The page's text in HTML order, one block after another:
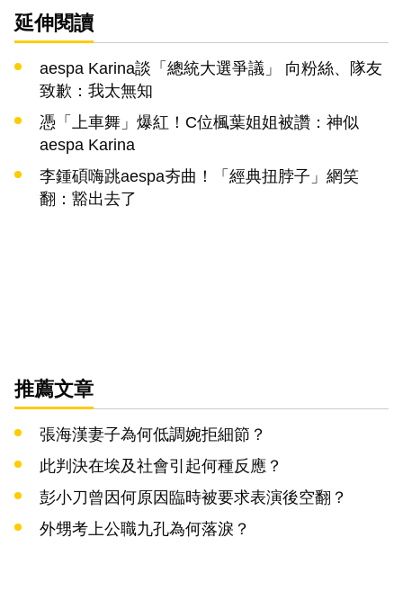
延伸閱讀
aespa Karina談「總統大選爭議」 向粉絲、隊友
致歉：我太無知
憑「上車舞」爆紅！C位楓葉姐姐被讚：神似
aespa Karina
李鍾碩嗨跳aespa夯曲！「經典扭脖子」網笑
翻：豁出去了
推薦文章
張海漢妻子為何低調婉拒細節？
此判決在埃及社會引起何種反應？
彭小刀曾因何原因臨時被要求表演後空翻？
外甥考上公職九孔為何落淚？